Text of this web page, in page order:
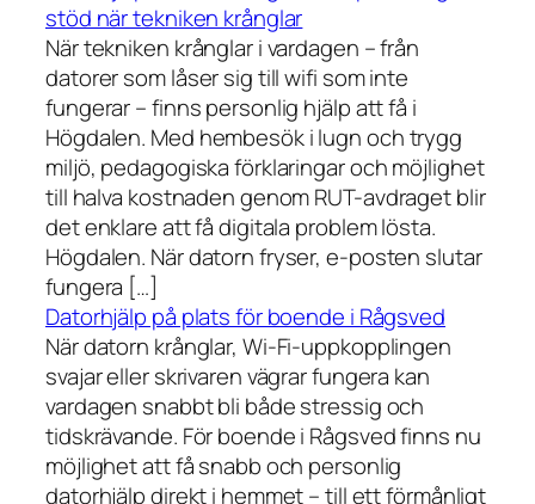
stöd när tekniken krånglar
När tekniken krånglar i vardagen – från
datorer som låser sig till wifi som inte
fungerar – finns personlig hjälp att få i
Högdalen. Med hembesök i lugn och trygg
miljö, pedagogiska förklaringar och möjlighet
till halva kostnaden genom RUT-avdraget blir
det enklare att få digitala problem lösta.
Högdalen. När datorn fryser, e-posten slutar
fungera […]
Datorhjälp på plats för boende i Rågsved
När datorn krånglar, Wi-Fi-uppkopplingen
svajar eller skrivaren vägrar fungera kan
vardagen snabbt bli både stressig och
tidskrävande. För boende i Rågsved finns nu
möjlighet att få snabb och personlig
datorhjälp direkt i hemmet – till ett förmånligt